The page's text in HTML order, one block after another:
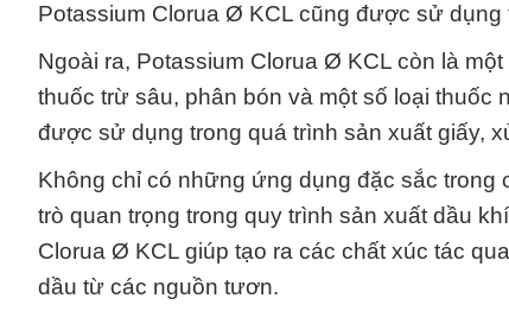
Potassium Clorua Ø KCL cũng được sử
Ngoài ra, Potassium Clorua Ø KCL còn là
thuốc trừ sâu, phân bón và một số loại thuốc
được sử dụng trong quá trình sản xuất giấy,
Không chỉ có những ứng dụng đặc sắc trong
trò quan trọng trong quy trình sản xuất dầu
Clorua Ø KCL giúp tạo ra các chất xúc tác
dầu từ các nguồn tươn.